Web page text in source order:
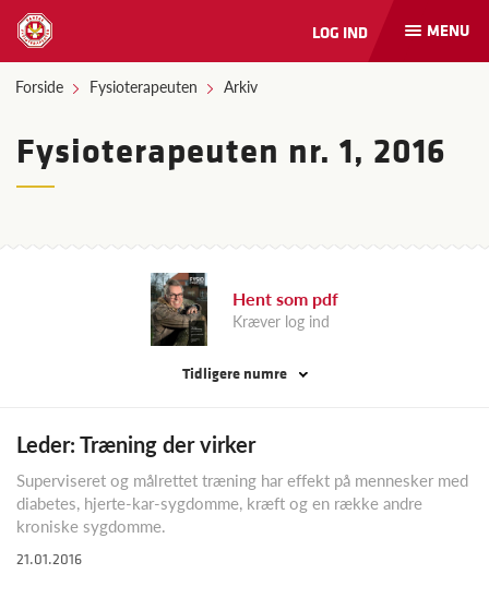
Åbn
og
MENU
LOG IND
Forside Fysioterapeuten Arkiv
Fysioterapeuten nr. 1, 2016
Hent som pdf
Kræver log ind
Tidligere numre
Leder: Træning der virker
Superviseret og målrettet træning har effekt på mennesker med
diabetes, hjerte-kar-sygdomme, kræft og en række andre
kroniske sygdomme.
21.01.2016